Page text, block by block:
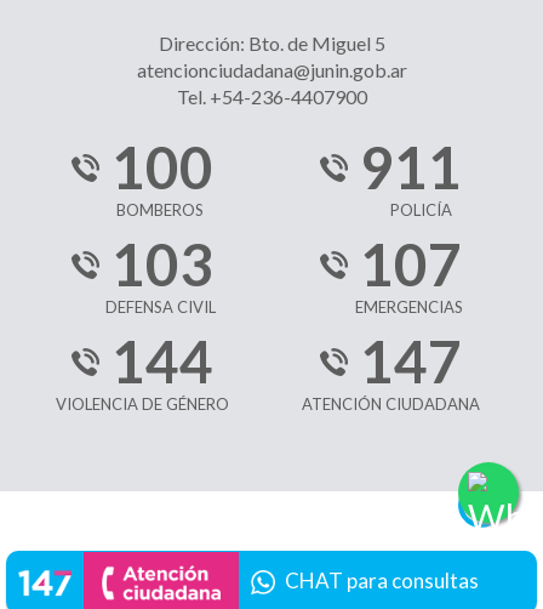
Dirección: Bto. de Miguel 5
atencionciudadana@junin.gob.ar
Tel. +54-236-4407900
100
BOMBEROS
911
POLICÍA
103
DEFENSA CIVIL
107
EMERGENCIAS
144
VIOLENCIA DE GÉNERO
147
ATENCIÓN CIUDADANA
CHAT para consultas